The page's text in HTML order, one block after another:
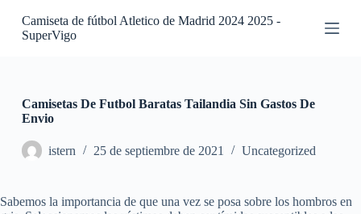
S
o
n
Camiseta de fútbol Atletico de Madrid 2024 2025 -
SuperVigo
Camisetas De Futbol Baratas Tailandia Sin Gastos De
Envio
istern 25 de septiembre de 2021 Uncategorized
Sabemos la importancia de que una vez se posa sobre los hombros en